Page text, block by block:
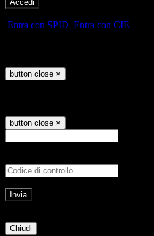
Entra con SPID Entra con CIE
button close ×
button close ×
Chiudi